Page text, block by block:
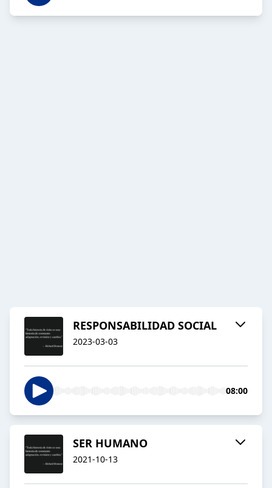
RESPONSABILIDAD SOCIAL
2023-03-03
08:00
SER HUMANO
2021-10-13